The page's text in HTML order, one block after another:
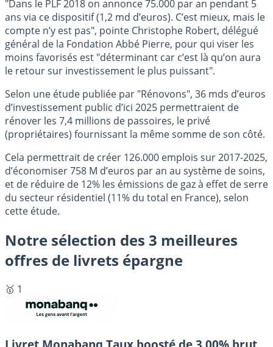
"Dans le PLF 2018 on annonce 75.000 par an pendant 5
ans via ce dispositif (1,2 md d’euros). C’est mieux, mais le
compte n’y est pas", pointe Christophe Robert, délégué
général de la Fondation Abbé Pierre, pour qui viser les
moins favorisés est "déterminant car c’est là qu’on aura
le retour sur investissement le plus puissant".
Selon une étude publiée par "Rénovons", 36 mds d’euros
d’investissement public d’ici 2025 permettraient de
rénover les 7,4 millions de passoires, le privé
(propriétaires) fournissant la même somme de son côté.
Cela permettrait de créer 126.000 emplois sur 2017-2025,
d’économiser 758 M d’euros par an au système de soins,
et de réduire de 12% les émissions de gaz à effet de serre
du secteur résidentiel (11% du total en France), selon
cette étude.
Notre sélection des 3 meilleures
offres de livrets épargne
🥇 1